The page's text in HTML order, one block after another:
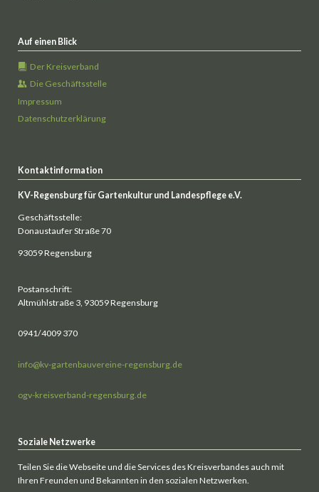
Auf einen Blick
Der Kreisverband
Die Geschäftsstelle
Impressum
Datenschutzerklärung
Kontaktinformation
KV-Regensburg für Gartenkultur und Landespflege e.V.
Geschäftsstelle:
Donaustaufer Straße 70
93059 Regensburg
Postanschrift:
Altmühlstraße 3, 93059 Regensburg
0941/4009 370
info@kv-gartenbauvereine-regensburg.de
ogv-kreisverband-regensburg.de
Soziale Netzwerke
Teilen Sie die Webseite und die Services des Kreisverbandes auch mit
Ihren Freunden und Bekannten in den sozialen Netzwerken.